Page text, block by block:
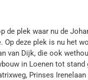
plek waar nu de
deze plek is nu het
van Dijk, die ook
in Loenen tot stand
Prinses